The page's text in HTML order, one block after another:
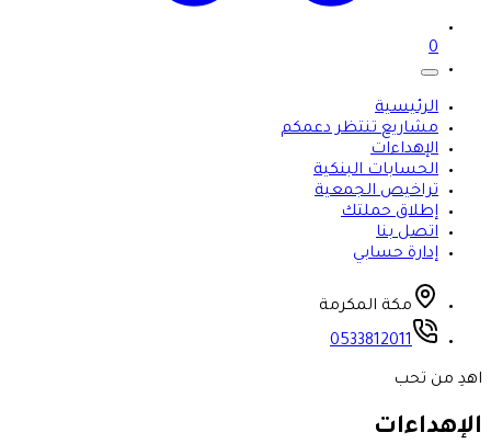
0
الرئيسية
مشاريع تنتظر دعمكم
الإهداءات
الحسابات البنكية
تراخيص الجمعية
إطلاق حملتك
اتصل بنا
إدارة حسابي
مكة المكرمة
0533812011
اهدِ من تحب
الإهداءات